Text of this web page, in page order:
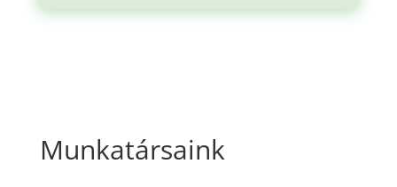
Munkatársaink